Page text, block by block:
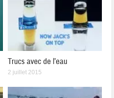
Trucs avec de l’eau
2 juillet 2015